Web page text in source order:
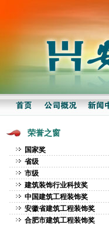
荣誉之窗
国家奖
省级
市级
建筑装饰行业科技奖
中国建筑工程装饰奖
安徽省建筑工程装饰奖
合肥市建筑工程装饰奖